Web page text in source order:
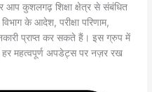
आप कुशलगढ़ शिक्षा क्षेत्र से संबंधित
के आदेश, परीक्षा परिणाम,
प्राप्त कर सकते हैं। इस ग्रुप में
महत्वपूर्ण अपडेट्स पर नज़र रख